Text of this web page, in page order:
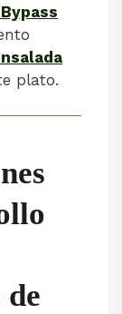
plato.